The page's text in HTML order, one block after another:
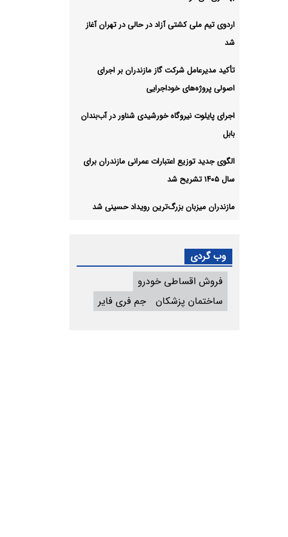
اردوی تیم ملی کشتی آزاد در حالی در تهران آغاز
شد
تأکید مدیرعامل شرکت گاز مازندران بر اجرای
اصولی پروژه‌های خوداجرایی
اجرای پایلوت نیروگاه خورشیدی شناور در آب‌بندان
بابل
الگوی جدید توزیع اعتبارات عمرانی مازندران برای
سال ۱۴۰۵ تشریح شد
مازندران میزبان بزرگ‌ترین رویداد حسینی شد
وب گردی
فروش اقساطی خودرو
ساختمان پزشکان
جم فری فایر